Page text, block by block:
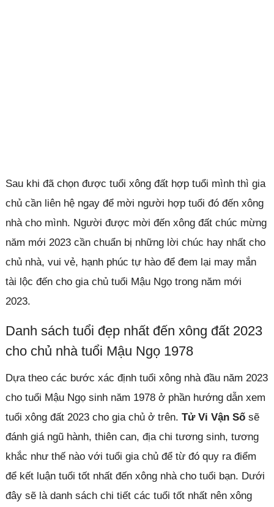
Sau khi đã chọn được tuổi xông đất hợp tuổi mình thì gia
chủ cần liên hệ ngay để mời người hợp tuổi đó đến xông
nhà cho mình. Người được mời đến xông đất chúc mừng
năm mới 2023 cần chuẩn bị những lời chúc hay nhất cho
chủ nhà, vui vẻ, hạnh phúc tự hào để đem lại may mắn
tài lộc đến cho gia chủ tuổi Mậu Ngọ trong năm mới
2023.
Danh sách tuổi đẹp nhất đến xông đất 2023
cho chủ nhà tuổi Mậu Ngọ 1978
Dựa theo các bước xác định tuổi xông nhà đầu năm 2023
cho tuổi Mậu Ngọ sinh năm 1978 ở phần hướng dẫn xem
tuổi xông đất 2023 cho gia chủ ở trên. Tử Vi Vận Sốsẽ
đánh giá ngũ hành, thiên can, địa chi tương sinh, tương
khắc như thế nào với tuổi gia chủ để từ đó quy ra điểm
để kết luận tuổi tốt nhất đến xông nhà cho tuổi bạn. Dưới
đây sẽ là danh sách chi tiết các tuổi tốt nhất nên xông